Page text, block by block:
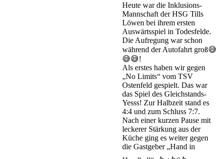
Heute war die Inklusions-
Mannschaft der HSG Tills
Löwen bei ihrem ersten
Auswärtsspiel in Todesfelde.
Die Aufregung war schon
während der Autofahrt groß😅
😅😅!
Als erstes haben wir gegen
„No Limits“ vom TSV
Ostenfeld gespielt. Das war
das Spiel des Gleichstands-
Yesss! Zur Halbzeit stand es
4:4 und zum Schluss 7:7.
Nach einer kurzen Pause mit
leckerer Stärkung aus der
Küche ging es weiter gegen
die Gastgeber „Hand in